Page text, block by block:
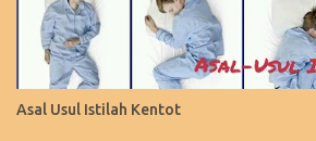
Asal Usul Istilah Kentot